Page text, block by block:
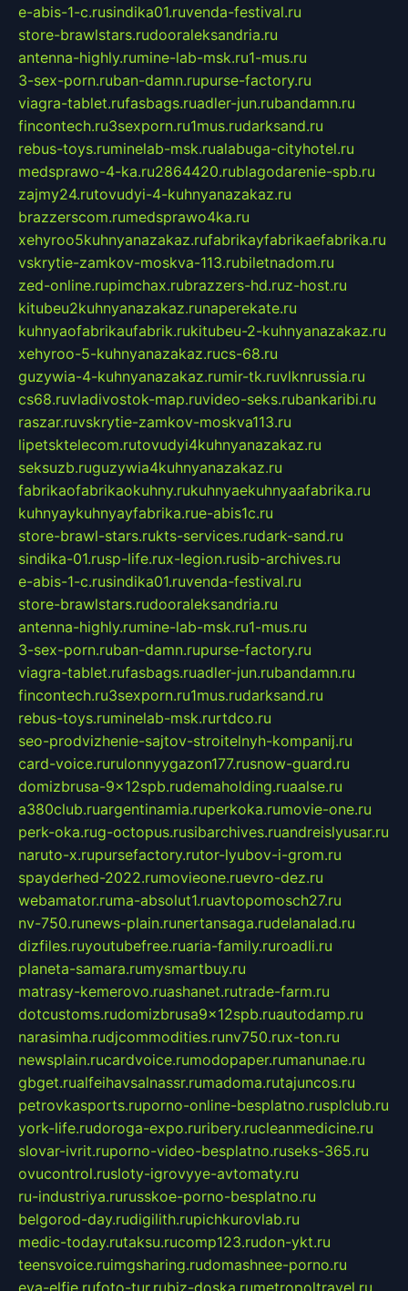
e-abis-1-c.rusindika01.ruvenda-festival.ru
store-brawlstars.rudooraleksandria.ru
antenna-highly.rumine-lab-msk.ru1-mus.ru
3-sex-porn.ruban-damn.rupurse-factory.ru
viagra-tablet.rufasbags.ruadler-jun.rubandamn.ru
fincontech.ru3sexporn.ru1mus.rudarksand.ru
rebus-toys.ruminelab-msk.rualabuga-cityhotel.ru
medsprawo-4-ka.ru2864420.rublagodarenie-spb.ru
zajmy24.rutovudyi-4-kuhnyanazakaz.ru
brazzerscom.rumedsprawo4ka.ru
xehyroo5kuhnyanazakaz.rufabrikayfabrikaefabrika.ru
vskrytie-zamkov-moskva-113.rubiletnadom.ru
zed-online.rupimchax.rubrazzers-hd.ruz-host.ru
kitubeu2kuhnyanazakaz.runaperekate.ru
kuhnyaofabrikaufabrik.rukitubeu-2-kuhnyanazakaz.ru
xehyroo-5-kuhnyanazakaz.rucs-68.ru
guzywia-4-kuhnyanazakaz.rumir-tk.ruvlknrussia.ru
cs68.ruvladivostok-map.ruvideo-seks.rubankaribi.ru
raszar.ruvskrytie-zamkov-moskva113.ru
lipetsktelecom.rutovudyi4kuhnyanazakaz.ru
seksuzb.ruguzywia4kuhnyanazakaz.ru
fabrikaofabrikaokuhny.rukuhnyaekuhnyaafabrika.ru
kuhnyaykuhnyayfabrika.rue-abis1c.ru
store-brawl-stars.rukts-services.rudark-sand.ru
sindika-01.rusp-life.rux-legion.rusib-archives.ru
e-abis-1-c.rusindika01.ruvenda-festival.ru
store-brawlstars.rudooraleksandria.ru
antenna-highly.rumine-lab-msk.ru1-mus.ru
3-sex-porn.ruban-damn.rupurse-factory.ru
viagra-tablet.rufasbags.ruadler-jun.rubandamn.ru
fincontech.ru3sexporn.ru1mus.rudarksand.ru
rebus-toys.ruminelab-msk.rurtdco.ru
seo-prodvizhenie-sajtov-stroitelnyh-kompanij.ru
card-voice.rurulonnyygazon177.rusnow-guard.ru
domizbrusa-9x12spb.rudemaholding.ruaalse.ru
a380club.ruargentinamia.ruperkoka.rumovie-one.ru
perk-oka.rug-octopus.rusibarchives.ruandreislyusar.ru
naruto-x.rupursefactory.rutor-lyubov-i-grom.ru
spayderhed-2022.rumovieone.ruevro-dez.ru
webamator.ruma-absolut1.ruavtopomosch27.ru
nv-750.runews-plain.runertansaga.rudelanalad.ru
dizfiles.ruyoutubefree.ruaria-family.ruroadli.ru
planeta-samara.rumysmartbuy.ru
matrasy-kemerovo.ruashanet.rutrade-farm.ru
dotcustoms.rudomizbrusa9x12spb.ruautodamp.ru
narasimha.rudjcommodities.runv750.rux-ton.ru
newsplain.rucardvoice.rumodopaper.rumanunae.ru
gbget.rualfeihavsalnassr.rumadoma.rutajuncos.ru
petrovkasports.ruporno-online-besplatno.rusplclub.ru
york-life.rudoroga-expo.ruribery.rucleanmedicine.ru
slovar-ivrit.ruporno-video-besplatno.ruseks-365.ru
ovucontrol.rusloty-igrovyye-avtomaty.ru
ru-industriya.rurusskoe-porno-besplatno.ru
belgorod-day.rudigilith.rupichkurovlab.ru
medic-today.rutaksu.rucomp123.rudon-ykt.ru
teensvoice.ruimgsharing.rudomashnee-porno.ru
eva-elfie.rufoto-tur.rubiz-doska.rumetropoltravel.ru